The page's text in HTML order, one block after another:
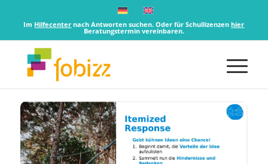
Im Hilfecenter nach Antworten suchen. Oder für Schullizenzenhier
Beratungstermin vereinbaren.